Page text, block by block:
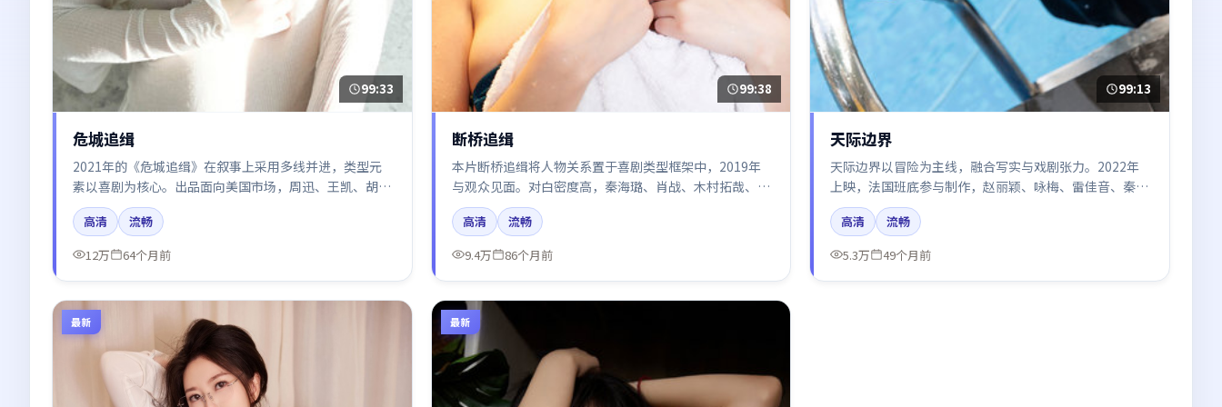
99:33
危城追缉
2021年的《危城追缉》在叙事上采用多线并进，类型元
素以喜剧为核心。出品面向美国市场，周迅、王凯、胡
歌、秦海璐所饰角色推动关键反转，结尾留白引发讨论。
高清
流畅
12万
64个月前
99:38
断桥追缉
本片断桥追缉将人物关系置于喜剧类型框架中，2019年
与观众见面。对白密度高，秦海璐、肖战、木村拓哉、易
烊千玺、张译的台词节奏值得关注；整体气质偏韩国都市
与冷色调摄影。
高清
流畅
9.4万
86个月前
99:13
天际边界
天际边界以冒险为主线，融合写实与戏剧张力。2022年
上映，法国班底参与制作，赵丽颖、咏梅、雷佳音、秦海
璐在片中呈现细腻表演，影像风格统一，配乐与剪辑强化
了情绪曲线。
高清
流畅
5.3万
49个月前
最新 最新